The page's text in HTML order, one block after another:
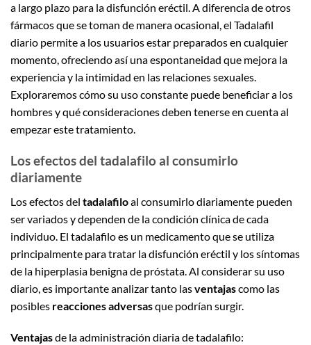
a largo plazo para la disfunción eréctil. A diferencia de otros
fármacos que se toman de manera ocasional, el Tadalafil
diario permite a los usuarios estar preparados en cualquier
momento, ofreciendo así una espontaneidad que mejora la
experiencia y la intimidad en las relaciones sexuales.
Exploraremos cómo su uso constante puede beneficiar a los
hombres y qué consideraciones deben tenerse en cuenta al
empezar este tratamiento.
Los efectos del tadalafilo al consumirlo
diariamente
Los efectos del tadalafiloal consumirlo diariamente pueden
ser variados y dependen de la condición clínica de cada
individuo. El tadalafilo es un medicamento que se utiliza
principalmente para tratar la disfunción eréctil y los síntomas
de la hiperplasia benigna de próstata. Al considerar su uso
diario, es importante analizar tanto lasventajascomo las
posibles reacciones adversasque podrían surgir.
Ventajasde la administración diaria de tadalafilo: